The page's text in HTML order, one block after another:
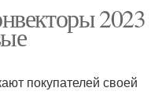
Обогреватель из
свечей 2023
покупателей своей